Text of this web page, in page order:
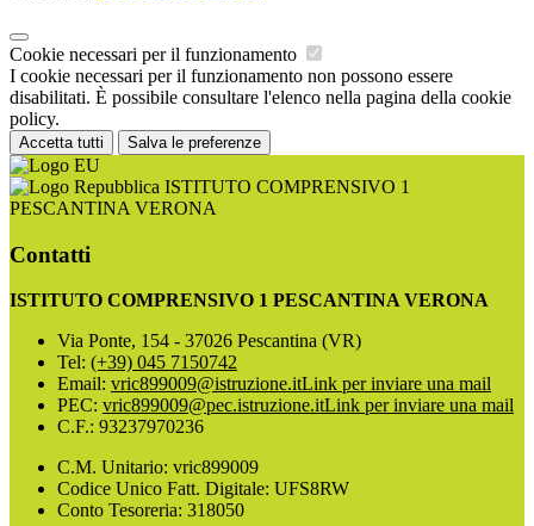
Cookie necessari per il funzionamento
I cookie necessari per il funzionamento non possono essere
disabilitati. È possibile consultare l'elenco nella pagina della cookie
policy.
Accetta tutti Salva le preferenze
ISTITUTO COMPRENSIVO 1
PESCANTINA VERONA
Contatti
ISTITUTO COMPRENSIVO 1 PESCANTINA VERONA
Via Ponte, 154 - 37026 Pescantina (VR)
Tel: (+39) 045 7150742
Email: vric899009@istruzione.itLink per inviare una mail
PEC: vric899009@pec.istruzione.itLink per inviare una mail
C.F.: 93237970236
C.M. Unitario: vric899009
Codice Unico Fatt. Digitale: UFS8RW
Conto Tesoreria: 318050